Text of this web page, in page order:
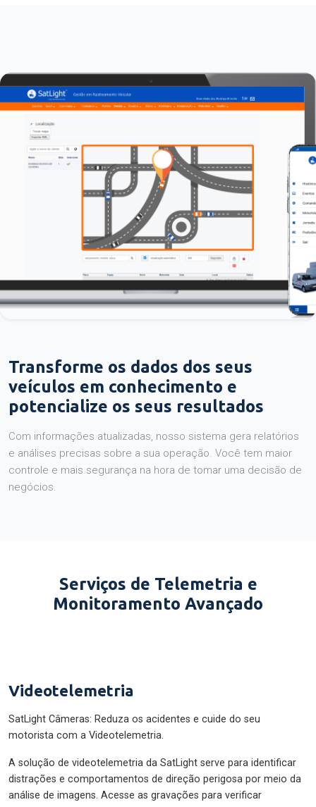
Transforme os dados dos seus
veículos em conhecimento e
potencialize os seus resultados
Com informações atualizadas, nosso sistema gera relatórios
e análises precisas sobre a sua operação. Você tem maior
controle e mais segurança na hora de tomar uma decisão de
negócios.
Serviços de Telemetria e
Monitoramento Avançado
Videotelemetria
SatLight Câmeras: Reduza os acidentes e cuide do seu
motorista com a Videotelemetria.
A solução de videotelemetria da SatLight serve para identificar
distrações e comportamentos de direção perigosa por meio da
análise de imagens. Acesse as gravações para verificar